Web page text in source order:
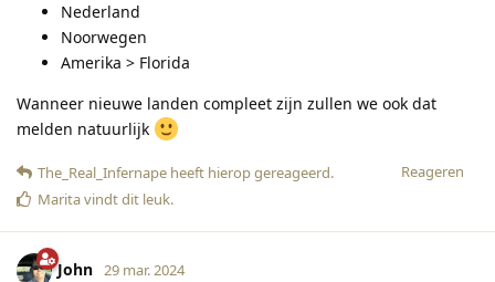
Nederland
Noorwegen
Amerika > Florida
Wanneer nieuwe landen compleet zijn zullen we ook dat
melden natuurlijk
Reageren
The_Real_Infernape heeft hierop gereageerd.
Maritavindt dit leuk.
John 29 mar. 2024